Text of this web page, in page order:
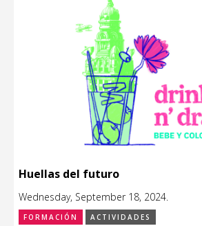
Huellas del futuro
Wednesday, September 18, 2024.
FORMACIÓN
ACTIVIDADES